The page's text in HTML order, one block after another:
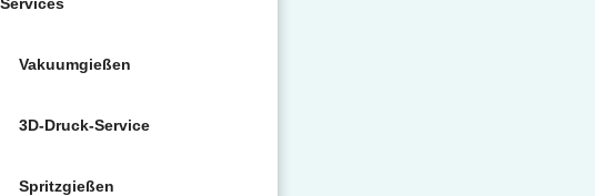
Vakuumgießen
3D-Druck-Service
Spritzgießen